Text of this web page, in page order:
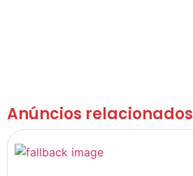
Anúncios relacionados